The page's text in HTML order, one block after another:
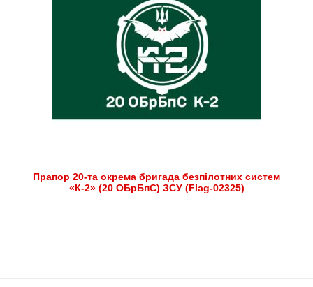
Прапор 20-та окрема бригада безпілотних систем
«К-2» (20 ОБрБпС) ЗСУ (Flag-02325)